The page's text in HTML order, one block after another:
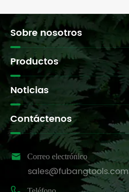
Sobre nosotros
Productos
Noticias
Contáctenos
 Correo electrónico
sales@fubangtools.com